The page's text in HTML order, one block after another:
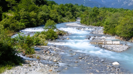
割の亡くなった方のお名前が判明し
いのはな慰霊碑
合わせて、地元の皆さんからもこ
いこうと慰霊の会が発足。毎年8月
日曜昼下がりの穏やかだった車内
が聞こえ、人が折り重なるように
しました。
中央本線を走る特急「あずさ」